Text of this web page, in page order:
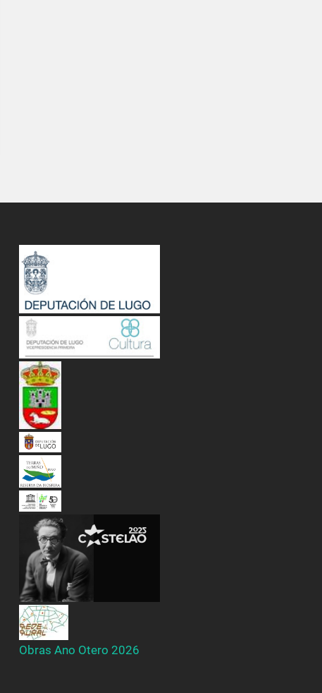
Obras Ano Otero 2026